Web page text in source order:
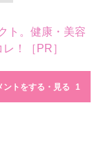
ト。健康・美容
！［PR］
ントをする・見る